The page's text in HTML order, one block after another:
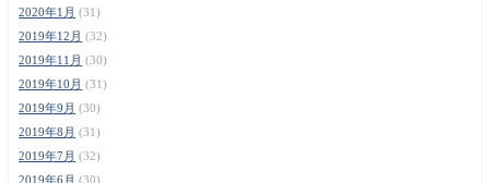
2020年1月 (31)
2019年12月 (32)
2019年11月 (30)
2019年10月 (31)
2019年9月 (30)
2019年8月 (31)
2019年7月 (32)
2019年6月 (30)